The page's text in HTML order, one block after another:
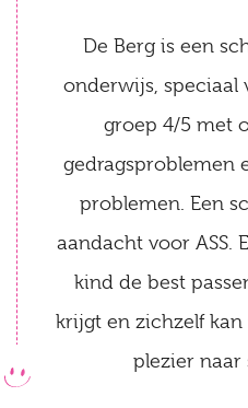
De Berg is een
onderwijs, speciaal
groep 4/5 met
gedragsproblemen
problemen. Een
aandacht voor ASS.
kind de best
krijgt en zichzelf
plezier naar